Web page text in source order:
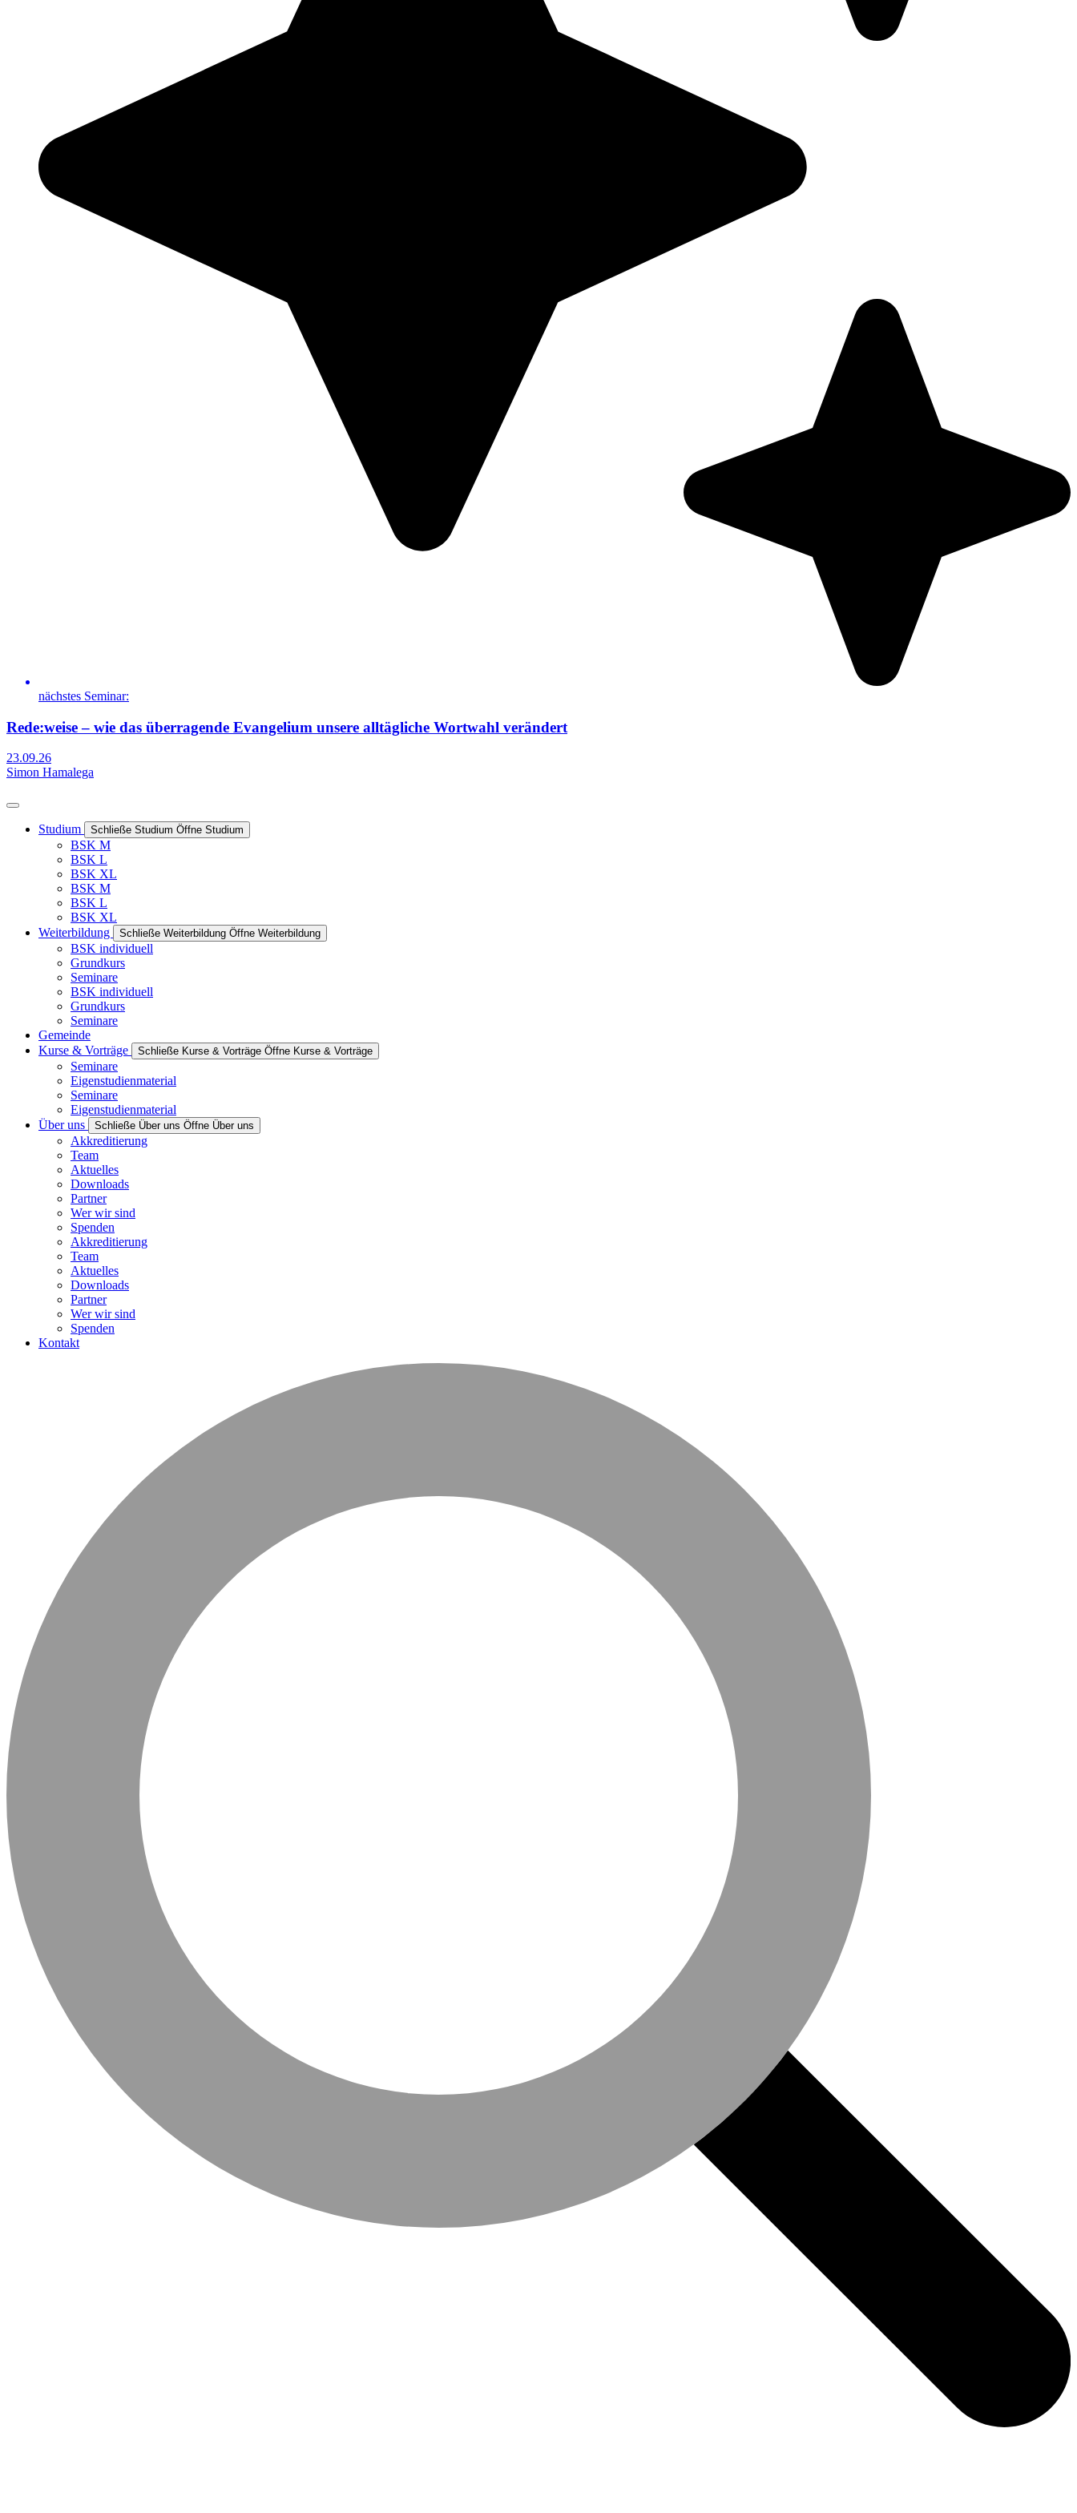
nächstes Seminar:
Rede:weise – wie das überragende Evangelium unsere alltägliche Wortwahl verändert
23.09.26
Simon Hamalega
Studium Schließe Studium Öffne Studium
BSK M
BSK L
BSK XL
BSK M
BSK L
BSK XL
Weiterbildung
Schließe Weiterbildung Öffne Weiterbildung
BSK individuell
Grundkurs
Seminare
BSK individuell
Grundkurs
Seminare
Gemeinde
Kurse & Vorträge
Schließe Kurse & Vorträge Öffne Kurse & Vorträge
Seminare
Eigenstudienmaterial
Seminare
Eigenstudienmaterial
Über uns
Schließe Über uns Öffne Über uns
Akkreditierung
Team
Aktuelles
Downloads
Partner
Wer wir sind
Spenden
Akkreditierung
Team
Aktuelles
Downloads
Partner
Wer wir sind
Spenden
Kontakt